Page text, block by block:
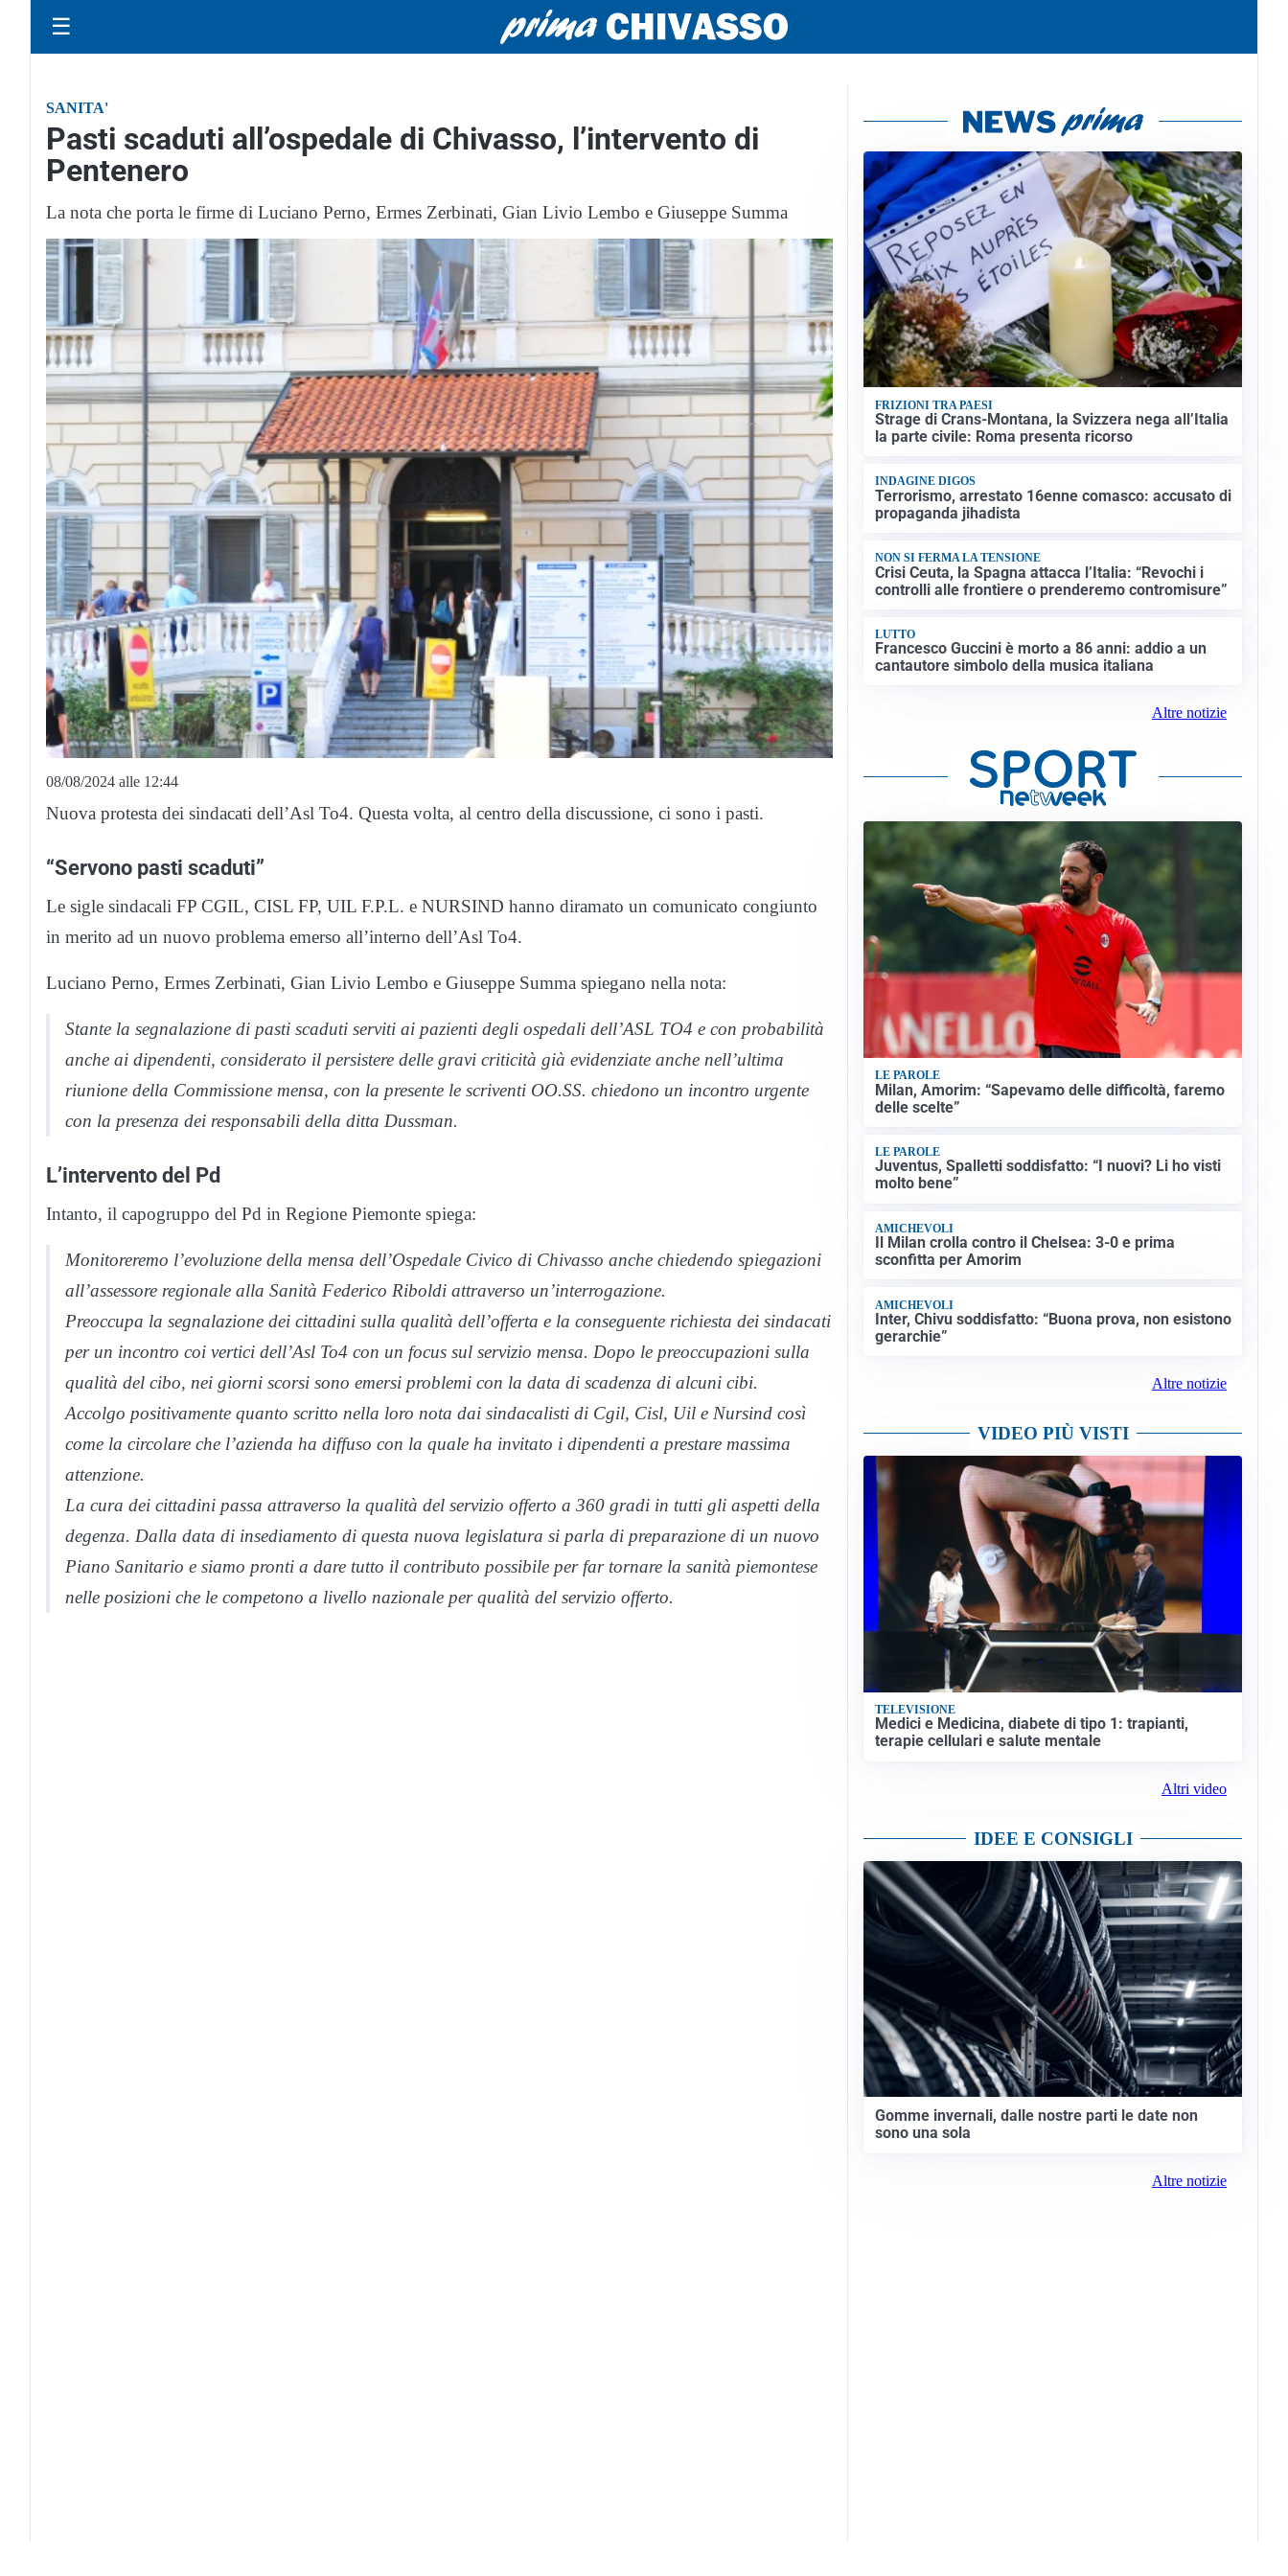
☰
SANITA'
Pasti scaduti all’ospedale di Chivasso, l’intervento di
Pentenero
La nota che porta le firme di Luciano Perno, Ermes Zerbinati, Gian Livio Lembo e Giuseppe Summa
08/08/2024 alle 12:44
Nuova protesta dei sindacati dell’Asl To4. Questa volta, al centro della discussione, ci sono i pasti.
“Servono pasti scaduti”
Le sigle sindacali FP CGIL, CISL FP, UIL F.P.L. e NURSIND hanno diramato un comunicato congiunto
in merito ad un nuovo problema emerso all’interno dell’Asl To4.
Luciano Perno, Ermes Zerbinati, Gian Livio Lembo e Giuseppe Summa spiegano nella nota:
Stante la segnalazione di pasti scaduti serviti ai pazienti degli ospedali dell’ASL TO4 e con probabilità
anche ai dipendenti, considerato il persistere delle gravi criticità già evidenziate anche nell’ultima
riunione della Commissione mensa, con la presente le scriventi OO.SS. chiedono un incontro urgente
con la presenza dei responsabili della ditta Dussman.
L’intervento del Pd
Intanto, il capogruppo del Pd in Regione Piemonte spiega:
Monitoreremo l’evoluzione della mensa dell’Ospedale Civico di Chivasso anche chiedendo spiegazioni
all’assessore regionale alla Sanità Federico Riboldi attraverso un’interrogazione.
Preoccupa la segnalazione dei cittadini sulla qualità dell’offerta e la conseguente richiesta dei sindacati
per un incontro coi vertici dell’Asl To4 con un focus sul servizio mensa. Dopo le preoccupazioni sulla
qualità del cibo, nei giorni scorsi sono emersi problemi con la data di scadenza di alcuni cibi.
Accolgo positivamente quanto scritto nella loro nota dai sindacalisti di Cgil, Cisl, Uil e Nursind così
come la circolare che l’azienda ha diffuso con la quale ha invitato i dipendenti a prestare massima
attenzione.
La cura dei cittadini passa attraverso la qualità del servizio offerto a 360 gradi in tutti gli aspetti della
degenza. Dalla data di insediamento di questa nuova legislatura si parla di preparazione di un nuovo
Piano Sanitario e siamo pronti a dare tutto il contributo possibile per far tornare la sanità piemontese
nelle posizioni che le competono a livello nazionale per qualità del servizio offerto.
FRIZIONI TRA PAESI
Strage di Crans-Montana, la Svizzera nega all’Italia
la parte civile: Roma presenta ricorso
INDAGINE DIGOS
Terrorismo, arrestato 16enne comasco: accusato di
propaganda jihadista
NON SI FERMA LA TENSIONE
Crisi Ceuta, la Spagna attacca l’Italia: “Revochi i
controlli alle frontiere o prenderemo contromisure”
LUTTO
Francesco Guccini è morto a 86 anni: addio a un
cantautore simbolo della musica italiana
Altre notizie
LE PAROLE
Milan, Amorim: “Sapevamo delle difficoltà, faremo
delle scelte”
LE PAROLE
Juventus, Spalletti soddisfatto: “I nuovi? Li ho visti
molto bene”
AMICHEVOLI
Il Milan crolla contro il Chelsea: 3-0 e prima
sconfitta per Amorim
AMICHEVOLI
Inter, Chivu soddisfatto: “Buona prova, non esistono
gerarchie”
Altre notizie
VIDEO PIÙ VISTI
TELEVISIONE
Medici e Medicina, diabete di tipo 1: trapianti,
terapie cellulari e salute mentale
Altri video
IDEE E CONSIGLI
Gomme invernali, dalle nostre parti le date non
sono una sola
Altre notizie